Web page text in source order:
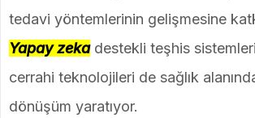
tedavi yöntemlerinin gelişmesine
Yapay zekadestekli teşhis
cerrahi teknolojileri de sağlık
dönüşüm yaratıyor.